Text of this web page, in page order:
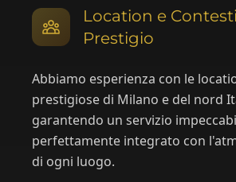
Location e
Prestigio
Abbiamo esperienza con le
prestigiose di Milano e del nord
garantendo un servizio
perfettamente integrato con
di ogni luogo.